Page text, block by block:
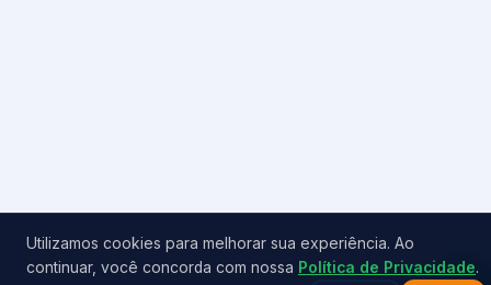
Utilizamos cookies para melhorar sua experiência. Ao
continuar, você concorda com nossa Política de Privacidade.